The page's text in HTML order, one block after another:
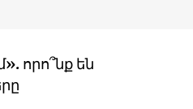
որո՞նք են